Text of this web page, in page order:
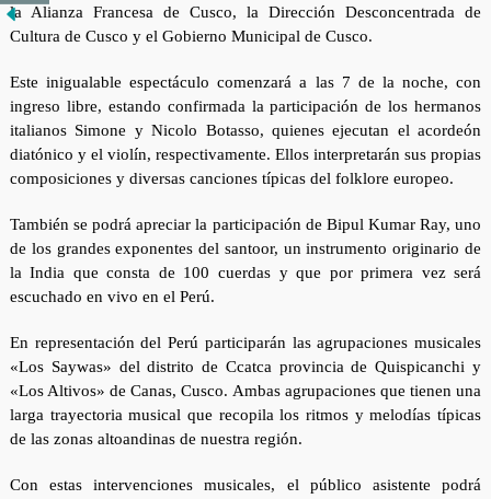
la Alianza Francesa de Cusco, laDirección Desconcentrada de
Cultura de Cusco y el Gobierno Municipal de Cusco.
Este inigualable espectáculo comenzará a las 7 de la noche, con
ingreso libre, estando confirmada la participación de los hermanos
italianos Simone y Nicolo Botasso, quienes ejecutan el acordeón
diatónico y el violín, respectivamente. Ellos interpretarán sus propias
composiciones y diversas canciones típicas del folklore europeo.
También se podrá apreciar la participación de Bipul Kumar Ray, uno
de los grandes exponentes del santoor, un instrumento originario de
la India que consta de 100 cuerdas y que por primera vez será
escuchado en vivo en el Perú.
En representación del Perú participarán las agrupaciones musicales
«Los Saywas» del distrito de Ccatca provincia de Quispicanchi y
«Los Altivos» de Canas, Cusco. Ambas agrupaciones que tienen una
larga trayectoria musical que recopila los ritmos y melodías típicas
de las zonas altoandinas de nuestra región.
Con estas intervenciones musicales, el público asistente podrá